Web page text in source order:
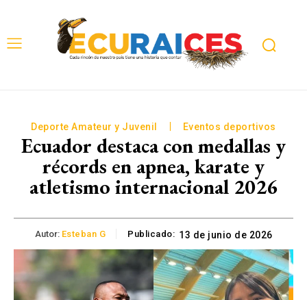
Deporte Amateur y Juvenil Eventos deportivos
Ecuador destaca con medallas y
récords en apnea, karate y
atletismo internacional 2026
Autor: Esteban G Publicado: 13 de junio de 2026